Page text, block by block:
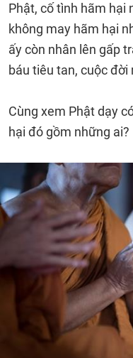
Phật, cố tình hãm hại
không may hãm hại
ấy còn nhân lên gấp
báu tiêu tan, cuộc
Cùng xem Phật dạy
hại đó gồm những ai?